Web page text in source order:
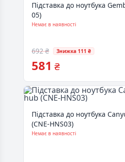
Підставка до ноутбука
05)
Немає в наявності
692 ₴ Знижка 111 ₴
581 ₴
Підставка до ноутбука
(CNE-HNS03)
Немає в наявності